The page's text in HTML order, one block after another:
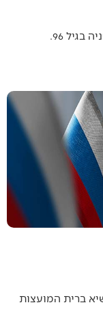
לפני כשבועיים נפטרה המלכה אליזבת׳ השניה בגיל 96.
ברית המועצות